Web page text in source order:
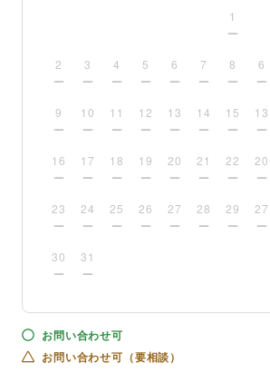
1
2 3 4 5 6 7 8
9 10 11 12 13 14 15
16 17 18 19 20 21 22
23 24 25 26 27 28 29
30 31
6
13
20
27
お問い合わせ可
お問い合わせ可（要相談）